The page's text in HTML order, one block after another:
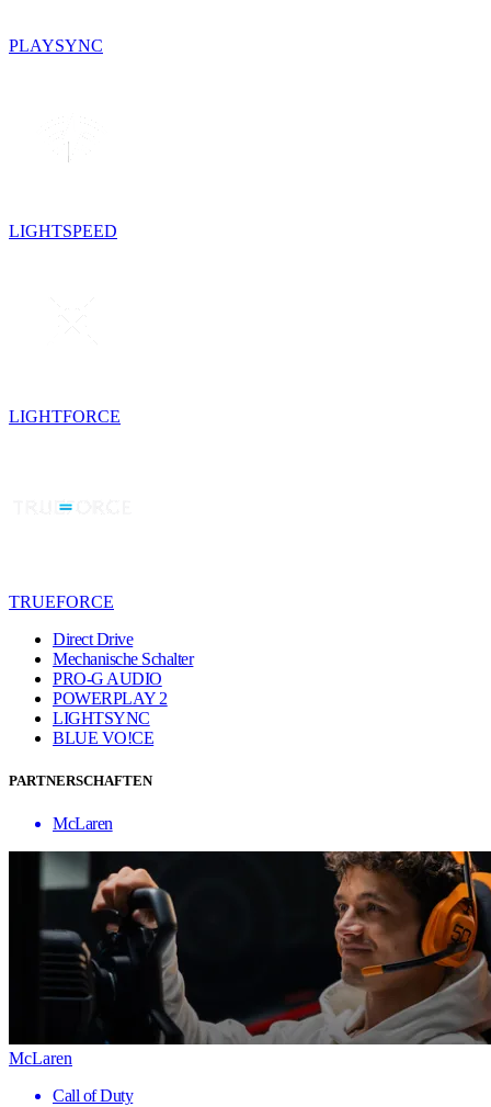
PLAYSYNC
LIGHTSPEED
LIGHTFORCE
TRUEFORCE
Direct Drive
Mechanische Schalter
PRO-G AUDIO
POWERPLAY 2
LIGHTSYNC
BLUE VO!CE
PARTNERSCHAFTEN
McLaren
McLaren
Call of Duty